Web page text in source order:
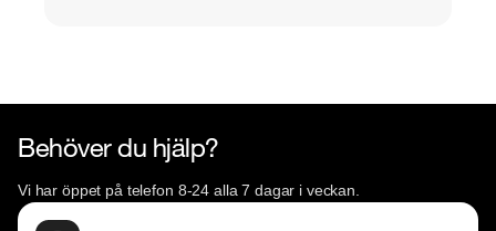
Behöver du hjälp?
Vi har öppet på telefon 8-24 alla 7 dagar i veckan.